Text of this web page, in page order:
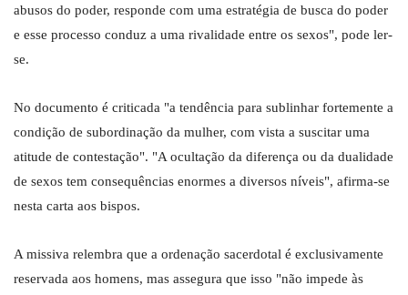
abusos do poder, responde com uma estratégia de busca do poder
e esse processo conduz a uma rivalidade entre os sexos", pode ler-
se.
No documento é criticada "a tendência para sublinhar fortemente a
condição de subordinação da mulher, com vista a suscitar uma
atitude de contestação". "A ocultação da diferença ou da dualidade
de sexos tem consequências enormes a diversos níveis", afirma-se
nesta carta aos bispos.
A missiva relembra que a ordenação sacerdotal é exclusivamente
reservada aos homens, mas assegura que isso "não impede às